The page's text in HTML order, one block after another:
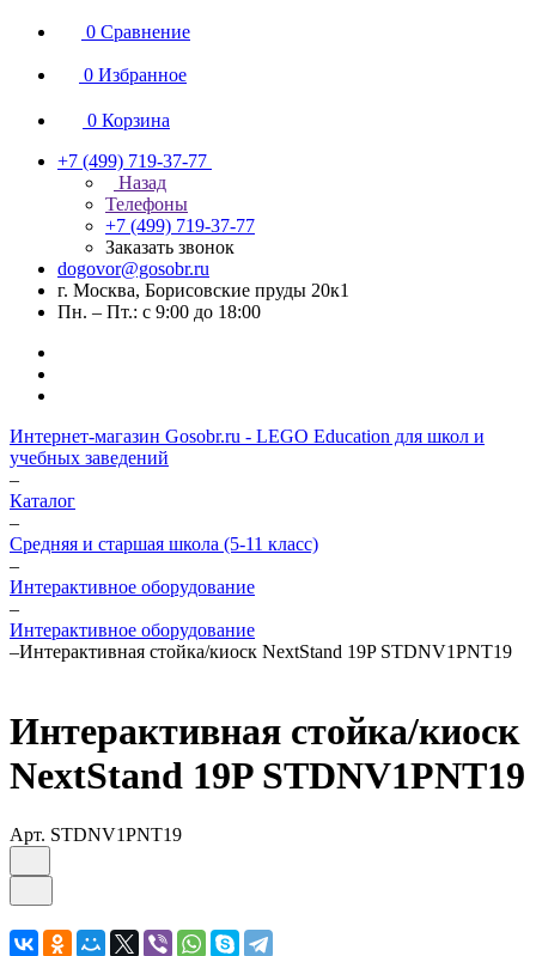
0 Сравнение
0 Избранное
0 Корзина
+7 (499) 719-37-77
Назад
Телефоны
+7 (499) 719-37-77
Заказать звонок
dogovor@gosobr.ru
г. Москва, Борисовские пруды 20к1
Пн. – Пт.: с 9:00 до 18:00
Интернет-магазин Gosobr.ru - LEGO Education для школ и
учебных заведений
–
Каталог
–
Средняя и старшая школа (5-11 класс)
–
Интерактивное оборудование
–
Интерактивное оборудование
–Интерактивная стойка/киоск NextStand 19P STDNV1PNT19
Интерактивная стойка/киоск
NextStand 19P STDNV1PNT19
Арт. STDNV1PNT19